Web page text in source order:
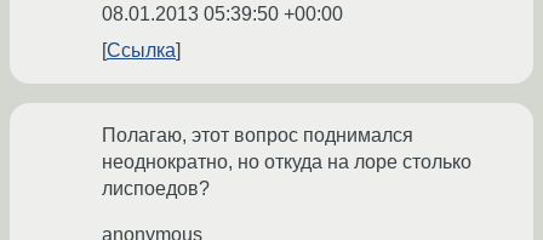
08.01.2013 05:39:50 +00:00
Ссылка
Полагаю, этот вопрос поднимался
неоднократно, но откуда на лоре столько
лиспоедов?
anonymous